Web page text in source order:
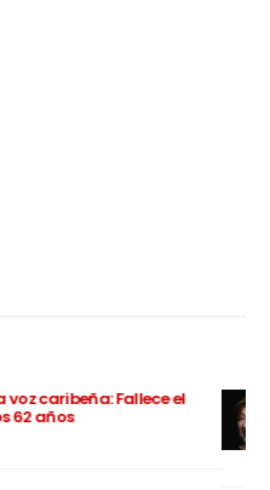
le canta al amor propio a
en su nuevo sencillo «No